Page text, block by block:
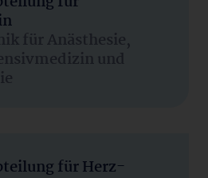
für Anästhesie,
und
für Herz-